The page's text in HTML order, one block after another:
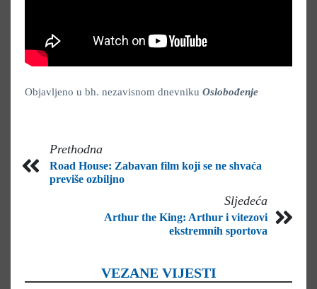
Objavljeno u bh. nezavisnom dnevniku Oslobođenje
Prethodna
Road House: Zabavan film koji se ne shvaća
previše ozbiljno
Sljedeća
Arthur the King: Arthur i vitezovi
ekstremnih sportova
VEZANE VIJESTI